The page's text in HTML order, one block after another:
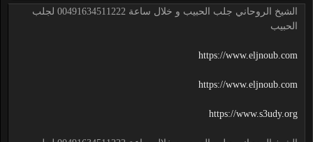
الشيخ الروحاني جلب الحبيب و خلال ساعة 00491634511222 لجلب
الحبيب
https://www.eljnoub.com
https://www.eljnoub.com
https://www.s3udy.org